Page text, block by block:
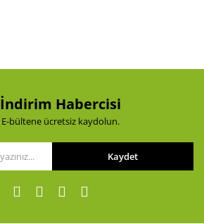
İndirim Habercisi
E-bültene ücretsiz kaydolun.
Kaydet